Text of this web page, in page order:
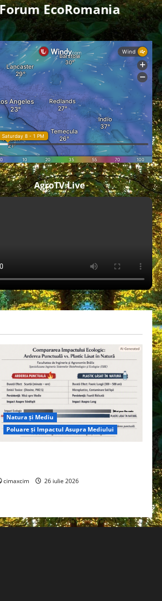
Forum EcoRomania
AgroTV Live
Natura și Mediu
Poluare și Impactul Asupra Mediului
cimaxcim 26 iulie 2026